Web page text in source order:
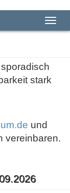
stark
und
vereinbaren.